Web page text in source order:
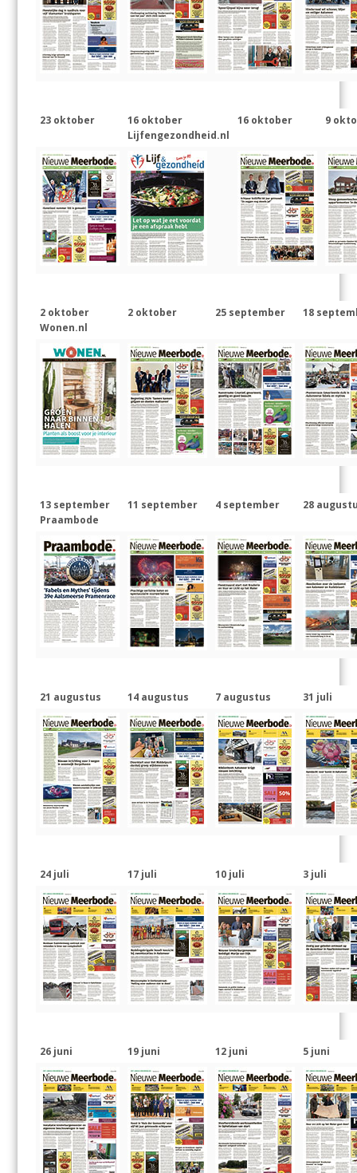
23 oktober
16 oktober
Lijfengezondheid.nl
16 oktober 9
2 oktober
Wonen.nl
2 oktober 25 september 18
13 september
Praambode
11 september 4 september 28
21 augustus 14 augustus 7 augustus 31 juli
24 juli 17 juli 10 juli 3 juli
26 juni 19 juni 12 juni 5 juni